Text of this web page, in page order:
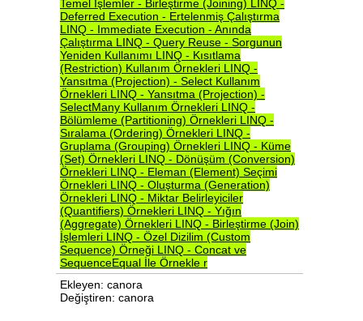
Temel İşlemler - Birleştirme (Joining) LINQ -
Deferred Execution - Ertelenmiş Çalıştırma
LINQ - Immediate Execution - Anında
Çalıştırma LINQ - Query Reuse - Sorgunun
Yeniden Kullanımı LINQ - Kısıtlama
(Restriction) Kullanım Örnekleri LINQ -
Yansıtma (Projection) - Select Kullanım
Örnekleri LINQ - Yansıtma (Projection) -
SelectMany Kullanım Örnekleri LINQ -
Bölümleme (Partitioning) Örnekleri LINQ -
Sıralama (Ordering) Örnekleri LINQ -
Gruplama (Grouping) Örnekleri LINQ - Küme
(Set) Örnekleri LINQ - Dönüşüm (Conversion)
Örnekleri LINQ - Eleman (Element) Seçimi
Örnekleri LINQ - Oluşturma (Generation)
Örnekleri LINQ - Miktar Belirleyiciler
(Quantifiers) Örnekleri LINQ - Yığın
(Aggregate) Örnekleri LINQ - Birleştirme (Join)
İşlemleri LINQ - Özel Dizilim (Custom
Sequence) Örneği LINQ - Concat ve
SequenceEqual İle Örnekle r
Ekleyen: canora
Değiştiren: canora